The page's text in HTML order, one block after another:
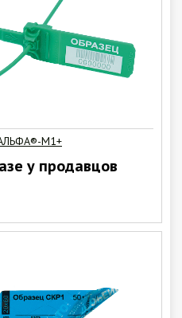
АЛЬФА®-М1+
у продавцов